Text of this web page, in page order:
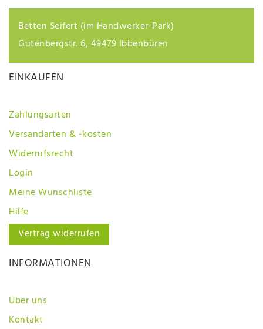
Betten Seifert (im Handwerker-Park)
Gutenbergstr. 6, 49479 Ibbenbüren
EINKAUFEN
Zahlungsarten
Versandarten & -kosten
Widerrufsrecht
Login
Meine Wunschliste
Hilfe
Vertrag widerrufen
INFORMATIONEN
Über uns
Kontakt